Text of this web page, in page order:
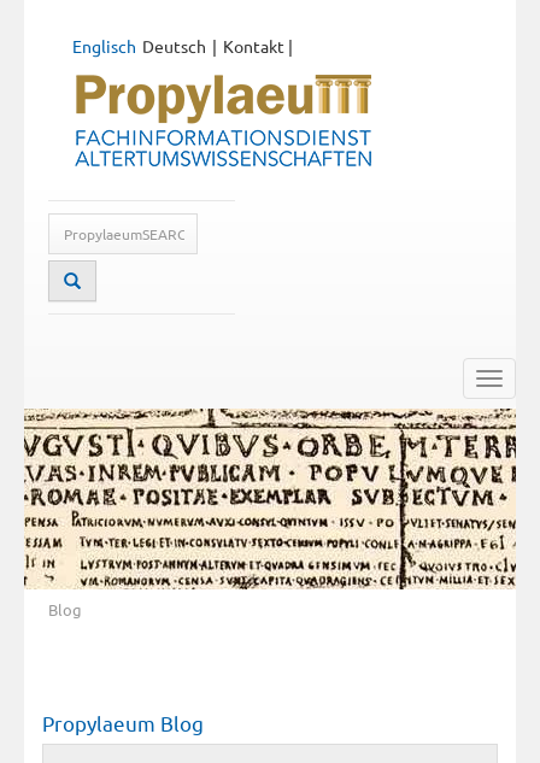
Deutsch
Englisch Kontakt |
Toggle
Blog
Propylaeum Blog